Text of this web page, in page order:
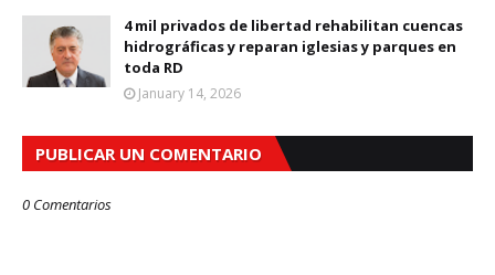
4 mil privados de libertad rehabilitan cuencas
hidrográficas y reparan iglesias y parques en
toda RD
January 14, 2026
PUBLICAR UN COMENTARIO
0 Comentarios